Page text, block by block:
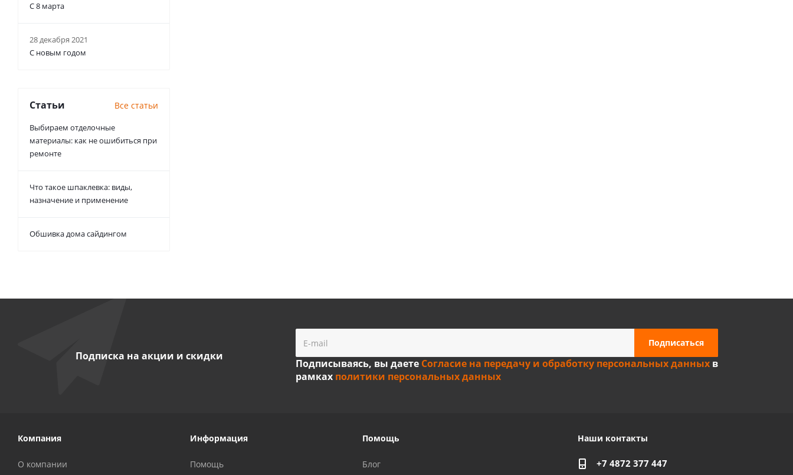
С 8 марта
28 декабря 2021
С новым годом
Статьи Все статьи
Выбираем отделочные
материалы: как не ошибиться при
ремонте
Что такое шпаклевка: виды,
назначение и применение
Обшивка дома сайдингом
Подписка на акции и скидки
Подписываясь, вы даете Согласие на передачу и обработку персональных данныхв
рамках политики персональных данных
Компания
О компании
Информация
Помощь
Помощь
Блог
Наши контакты
+7 4872 377 447